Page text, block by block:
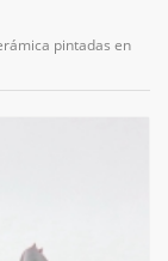
pintadas en